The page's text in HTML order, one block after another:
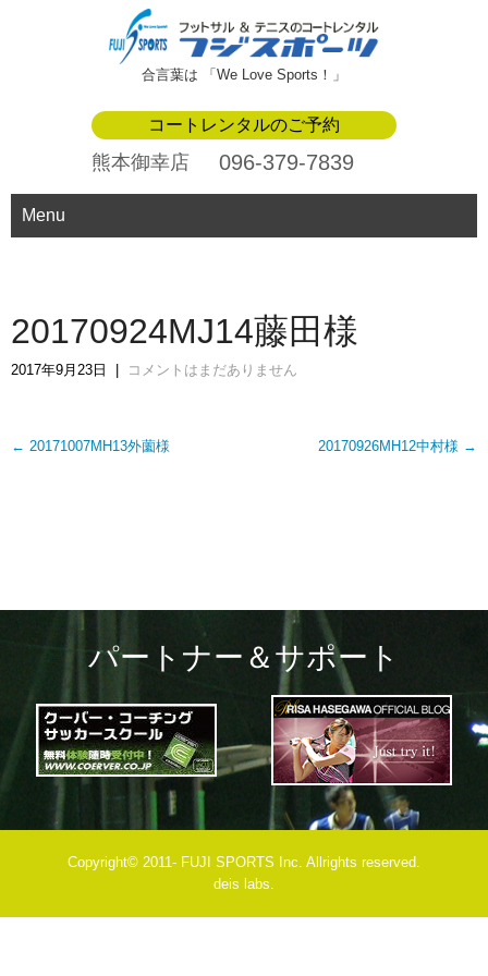
合言葉は 「We Love Sports！」
コートレンタルのご予約
熊本御幸店 096-379-7839
Menu
20170924MJ14藤田様
2017年9月23日 コメントはまだありません
Post
← 20171007MH13外薗様 20170926MH12中村様 →
パートナー＆サポート
Copyright© 2011- FUJI SPORTS Inc. Allrights reserved.
deis labs.